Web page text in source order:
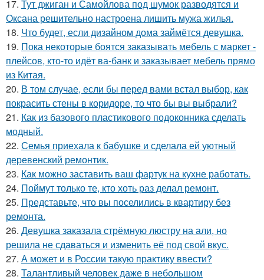
17. Тут джиган и Самойлова под шумок разводятся и
Оксана решительно настроена лишить мужа жилья.
18. Что будет, если дизайном дома займётся девушка.
19. Пока некоторые боятся заказывать мебель с маркет -
плейсов, кто-то идёт ва-банк и заказывает мебель прямо
из Китая.
20. В том случае, если бы перед вами встал выбор, как
покрасить стены в коридоре, то что бы вы выбрали?
21. Как из базового пластикового подоконника сделать
модный.
22. Семья приехала к бабушке и сделала ей уютный
деревенский ремонтик.
23. Как можно заставить ваш фартук на кухне работать.
24. Поймут только те, кто хоть раз делал ремонт.
25. Представьте, что вы поселились в квартиру без
ремонта.
26. Девушка заказала стрёмную люстру на али, но
решила не сдаваться и изменить её под свой вкус.
27. А может и в России такую практику ввести?
28. Талантливый человек даже в небольшом